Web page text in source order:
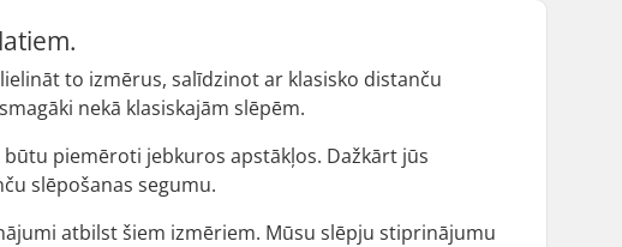
to izmērus, salīdzinot ar klasisko distanču
nekā klasiskajām slēpēm.
piemēroti jebkuros apstākļos. Dažkārt jūs
slēpošanas segumu.
atbilst šiem izmēriem. Mūsu slēpju stiprinājumu